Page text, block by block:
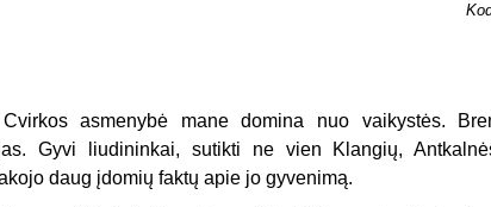
asmenybė mane domina nuo vaikystės.
Gyvi liudininkai, sutikti ne vien Klangių,
daug įdomių faktų apie jo gyvenimą.